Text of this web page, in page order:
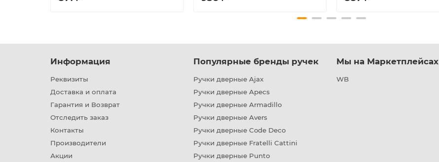
Информация
Реквизиты
Доставка и оплата
Гарантия и Возврат
Отследить заказ
Контакты
Производители
Акции
Популярные бренды ручек
Ручки дверные Ajax
Ручки дверные Apecs
Ручки дверные Armadillo
Ручки дверные Avers
Ручки дверные Code Deco
Ручки дверные Fratelli Cattini
Ручки дверные Punto
Мы на Маркетплейсах
WB